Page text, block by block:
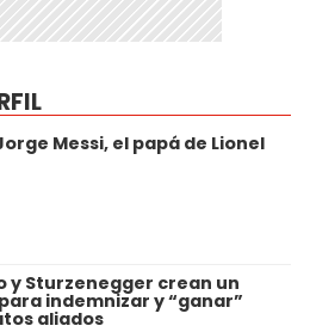
Messi, el papá de Lionel
y Sturzenegger crean un
indemnizar y “ganar”
aliados